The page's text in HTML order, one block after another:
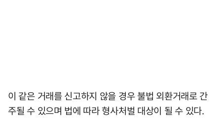
이 같은 거래를 신고하지 않을 경우 불법 외환거래로 간
주될 수 있으며 법에 따라 형사처벌 대상이 될 수 있다.